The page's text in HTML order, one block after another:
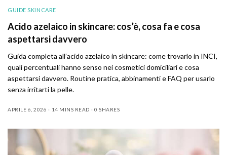
GUIDE SKINCARE
Acido azelaico in skincare: cos’è, cosa fa e cosa
aspettarsi davvero
Guida completa all’acido azelaico in skincare: come trovarlo in INCI,
quali percentuali hanno senso nei cosmetici domiciliari e cosa
aspettarsi davvero. Routine pratica, abbinamenti e FAQ per usarlo
senza irritarti la pelle.
APRILE 6, 2026 14 MINS READ 0 SHARES